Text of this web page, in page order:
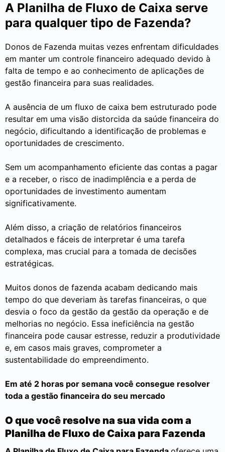
A Planilha de Fluxo de Caixa serve
para qualquer tipo de Fazenda?
Donos de Fazenda muitas vezes enfrentam dificuldades
em manter um controle financeiro adequado devido à
falta de tempo e ao conhecimento de aplicações de
gestão financeira para suas realidades.
A ausência de um fluxo de caixa bem estruturado pode
resultar em uma visão distorcida da saúde financeira do
negócio, dificultando a identificação de problemas e
oportunidades de crescimento.
Sem um acompanhamento eficiente das contas a pagar
e a receber, o risco de inadimplência e a perda de
oportunidades de investimento aumentam
significativamente.
Além disso, a criação de relatórios financeiros
detalhados e fáceis de interpretar é uma tarefa
complexa, mas crucial para a tomada de decisões
estratégicas.
Muitos donos de fazenda acabam dedicando mais
tempo do que deveriam às tarefas financeiras, o que
desvia o foco da gestão da gestão da operação e de
melhorias no negócio. Essa ineficiência na gestão
financeira pode causar estresse, reduzir a produtividade
e, em casos mais graves, comprometer a
sustentabilidade do empreendimento.
Em até 2 horas por semana você consegue resolver
toda a gestão financeira do seu mercado
O que você resolve na sua vida com a
Planilha de Fluxo de Caixa para Fazenda